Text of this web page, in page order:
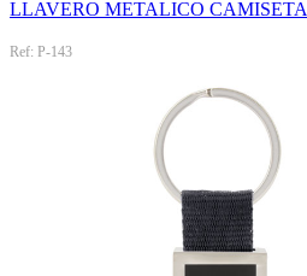
LLAVERO METALICO CAMISETA
Ref: P-143